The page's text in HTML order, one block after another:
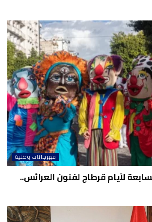
مهرجانات وطنية
لأيام قرطاج لفنون العرائس..